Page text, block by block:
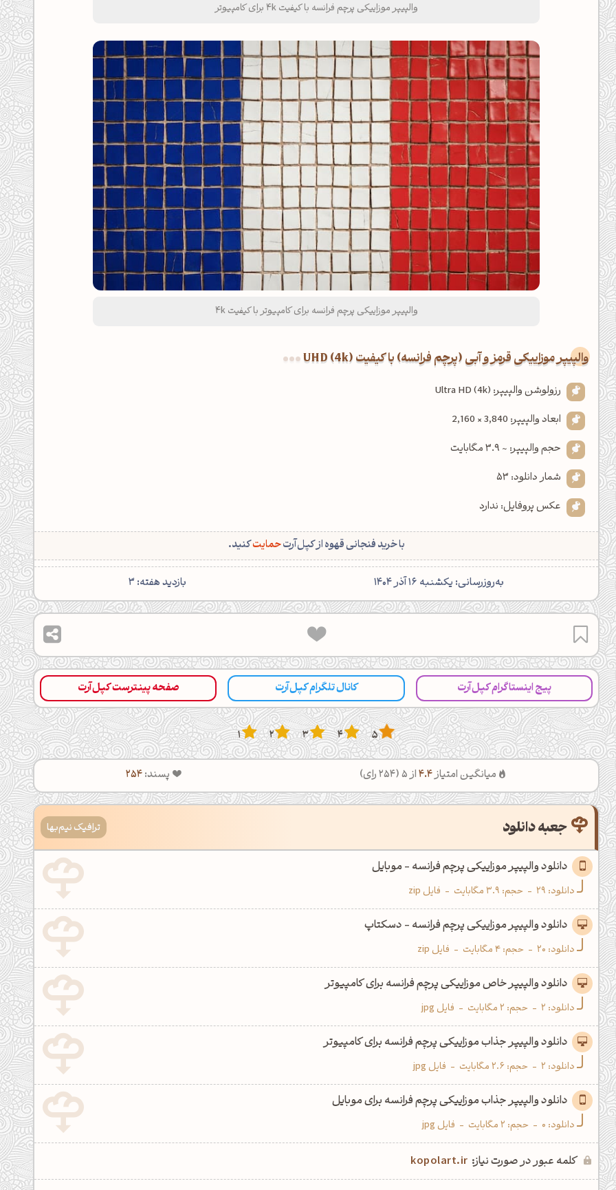
والپیپر موزاییکی پرچم فرانسه با کیفیت 4k برای کامپیوتر
والپیپر موزاییکی پرچم فرانسه برای کامپیوتر با کیفیت 4k
والپیپر موزاییکی قرمز و آبی (پرچم فرانسه) با کیفیت UHD (4k)
رزولوشن والپیپر: Ultra HD (4k)
ابعاد والپیپر: 3,840 × 2,160
حجم والپیپر: ~ 3.9 مگابایت
شمار دانلود: 53
عکس پروفایل: ندارد
با خرید فنجانی قهوه از کپل‌آرتحمایتکنید.
‌به‌روزرسانی: یکشنبه 16 آذر 1404 بازدید هفته: 3
پیج اینستاگرام کپل‌آرت کانال تلگرام کپل‌آرت صفحه پینترست کپل‌آرت
5
4
3
2
1
میانگین امتیاز4.4از 5 ( 254رای) پسند:254
جعبه دانلود ترافیک نیم‌بها
دانلود والپیپر موزاییکی پرچم فرانسه - موبایل
دانلود: 29
- حجم: 3.9 مگابایت - فایل zip
دانلود والپیپر موزاییکی پرچم فرانسه - دسکتاپ
دانلود: 20
- حجم: 4 مگابایت - فایل zip
دانلود والپیپر خاص موزاییکی پرچم فرانسه برای کامپیوتر
دانلود: 2
- حجم: 2 مگابایت - فایل jpg
دانلود والپیپر جذاب موزاییکی پرچم فرانسه برای کامپیوتر
دانلود: 2
- حجم: 2.6 مگابایت - فایل jpg
دانلود والپیپر جذاب موزاییکی پرچم فرانسه برای موبایل
دانلود: 0
- حجم: 2 مگابایت - فایل jpg
کلمه عبور در صورت نیاز: kopolart.ir
صبحت بخیر❤️
کپل‌آرت رو دنبال کن!
کانال تلگرام
اینستاگرام
کانال ایــتا
کانال بلـــه